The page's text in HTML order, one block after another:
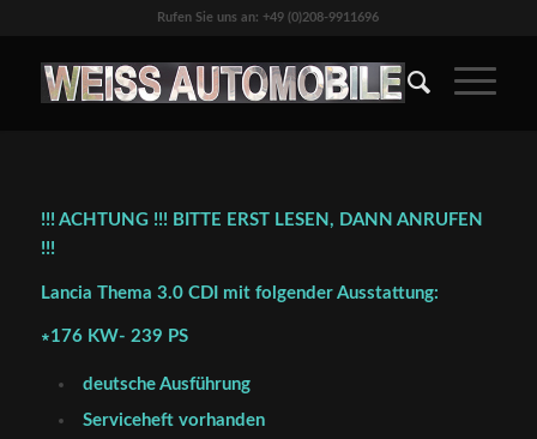
Rufen Sie uns an: +49 (0)208-9911696
!!! ACHTUNG !!! BITTE ERST LESEN, DANN ANRUFEN
!!!
Lancia Thema 3.0 CDI mit folgender Ausstattung:
∗176 KW- 239 PS
deutsche Ausführung
Serviceheft vorhanden